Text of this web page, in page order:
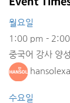
월요일
1:00 pm -
중국어 강사 양
수요일